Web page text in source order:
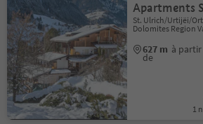
Apartments
St. Ulrich/Urtijëi/
Dolomites Region
627 m à
de
1